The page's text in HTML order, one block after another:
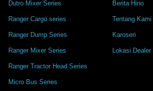
Dutro Mixer Series
Ranger Cargo series
Ranger Dump Series
Ranger Mixer Series
Ranger Tractor Head Series
Micro Bus Series
Berita Hino
Tentang Kami
Karoseri
Lokasi Dealer